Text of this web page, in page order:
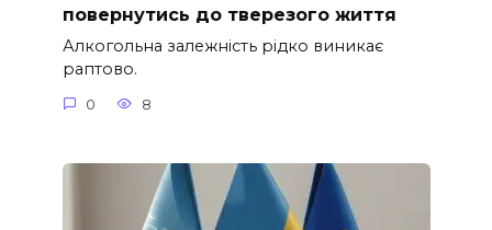
повернутись до тверезого життя
Алкогольна залежність рідко виникає
раптово.
0 8